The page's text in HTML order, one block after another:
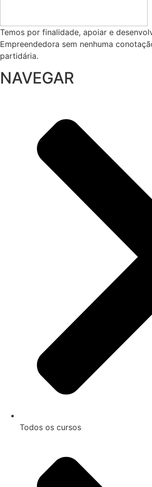
Temos por finalidade, apoiar e
Empreendedora sem nenhuma
partidária.
NAVEGAR
Todos os cursos